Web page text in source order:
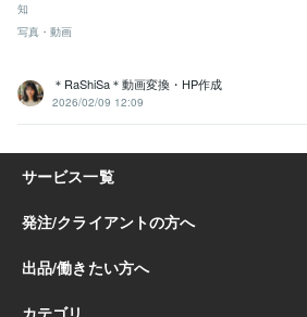
知
写真・動画
＊RaShiSa＊動画変換・HP作成
2026/02/09 12:09